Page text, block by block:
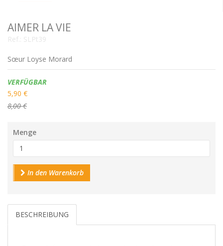
AIMER LA VIE
Ref.: SLPt39
Sœur Loyse Morard
Verfügbarkeit:
VERFÜGBAR
5,90 €
8,00 €
Menge
In den Warenkorb
BESCHREIBUNG